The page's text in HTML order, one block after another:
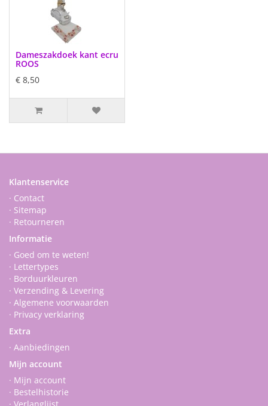
Dameszakdoek kant ecru
ROOS
€ 8,50
Klantenservice
· Contact
· Sitemap
· Retourneren
Informatie
· Goed om te weten!
· Lettertypes
· Borduurkleuren
· Verzending & Levering
· Algemene voorwaarden
· Privacy verklaring
Extra
· Aanbiedingen
Mijn account
· Mijn account
· Bestelhistorie